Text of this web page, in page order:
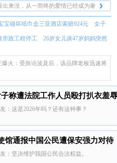
出来没，从一而终的爱情已经成为奢
品。
以现在做毛巾生意门槛这么高了吗？
出来没，从一而终的爱情已经成为奢
宝碰坏纸巾盒三亚酒店索赔924元 女子
市政工程停工 26岁女儿谈47岁妈妈突然
火：受舆论波及后，该品牌老板迅速将
称遭法院工作人员殴打扒衣羞辱
：这是2026年吗？还有这种事？
馆通报中国公民遭保安强力对待
：坚决维护我国公民合法权益。